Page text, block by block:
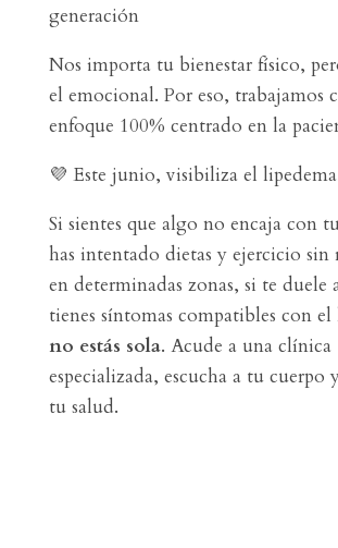
generación
Nos importa tu bienestar físico,
el emocional. Por eso, trabajamos
enfoque 100% centrado en la
💜 Este junio, visibiliza el
Si sientes que algo no encaja con
has intentado dietas y ejercicio sin
en determinadas zonas, si te duele
tienes síntomas compatibles con el
no estás sola. Acude a una clínica
especializada, escucha a tu cuerpo
tu salud.